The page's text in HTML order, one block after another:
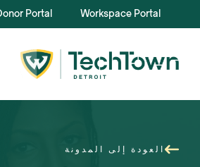
Workspace Portal
Donor Portal
العودة إلى المدونة